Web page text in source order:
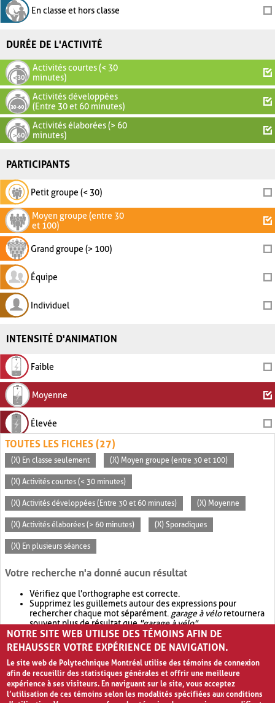
En classe et hors classe
DURÉE DE L'ACTIVITÉ
Activités courtes (< 30
minutes)
Activités développées
(Entre 30 et 60 minutes)
Activités élaborées (> 60
minutes)
PARTICIPANTS
Petit groupe (< 30)
Moyen groupe (entre 30
et 100)
Grand groupe (> 100)
Équipe
Individuel
INTENSITÉ D'ANIMATION
Faible
Moyenne
Élevée
TOUTES LES FICHES (27)
(X) En classe seulement (X) Moyen groupe (entre 30 et 100)
(X) Activités courtes (< 30 minutes)
(X) Activités développées (Entre 30 et 60 minutes) (X) Moyenne
(X) Activités élaborées (> 60 minutes) (X) Sporadiques
(X) En plusieurs séances
Votre recherche n'a donné aucun résultat
Vérifiez que l'orthographe est correcte.
Supprimez les guillemets autour des expressions pour
rechercher chaque mot séparément. garage à véloretournera
souvent plus de résultat que"garage à vélo".
Envisagez d'élargir votre recherche avec OR.garage OR vélo
retournera souvent plus de résultat quegarage à vélo
NOTRE SITE WEB UTILISE DES TÉMOINS AFIN DE
REHAUSSER VOTRE EXPÉRIENCE DE NAVIGATION.
Le site web de Polytechnique Montréal utilise des témoins de connexion
afin de recueillir des statistiques générales et offrir une meilleure
expérience à ses visiteurs. En naviguant sur le site, vous acceptez
l’utilisation de ces témoins selon les modalités spécifiées aux conditions